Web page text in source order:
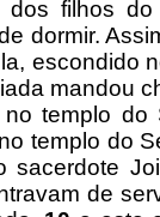
filhos
dormir.
escondido
mandou
templo
templo do
de